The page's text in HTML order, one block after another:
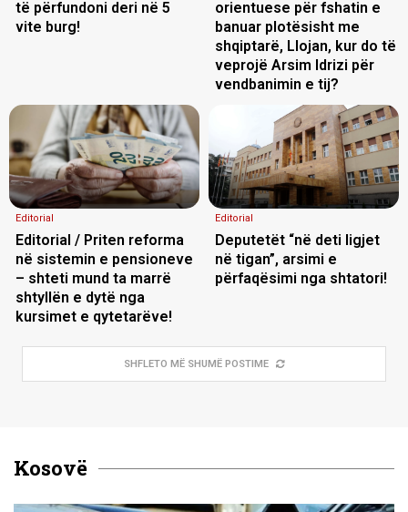
të përfundoni deri në 5
vite burg!
orientuese për fshatin e
banuar plotësisht me
shqiptarë, Llojan, kur do të
veprojë Arsim Idrizi për
vendbanimin e tij?
Editorial
Editorial / Priten reforma
në sistemin e pensioneve
– shteti mund ta marrë
shtyllën e dytë nga
kursimet e qytetarëve!
Editorial
Deputetët “në deti ligjet
në tigan”, arsimi e
përfaqësimi nga shtatori!
SHFLETO MË SHUMË POSTIME
Kosovë